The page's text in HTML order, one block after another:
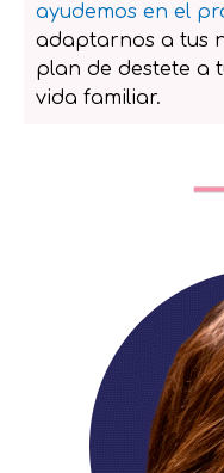
ayudemos en el
adaptarnos a tus
plan de destete a
vida familiar.